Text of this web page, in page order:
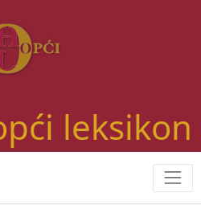
leksikon